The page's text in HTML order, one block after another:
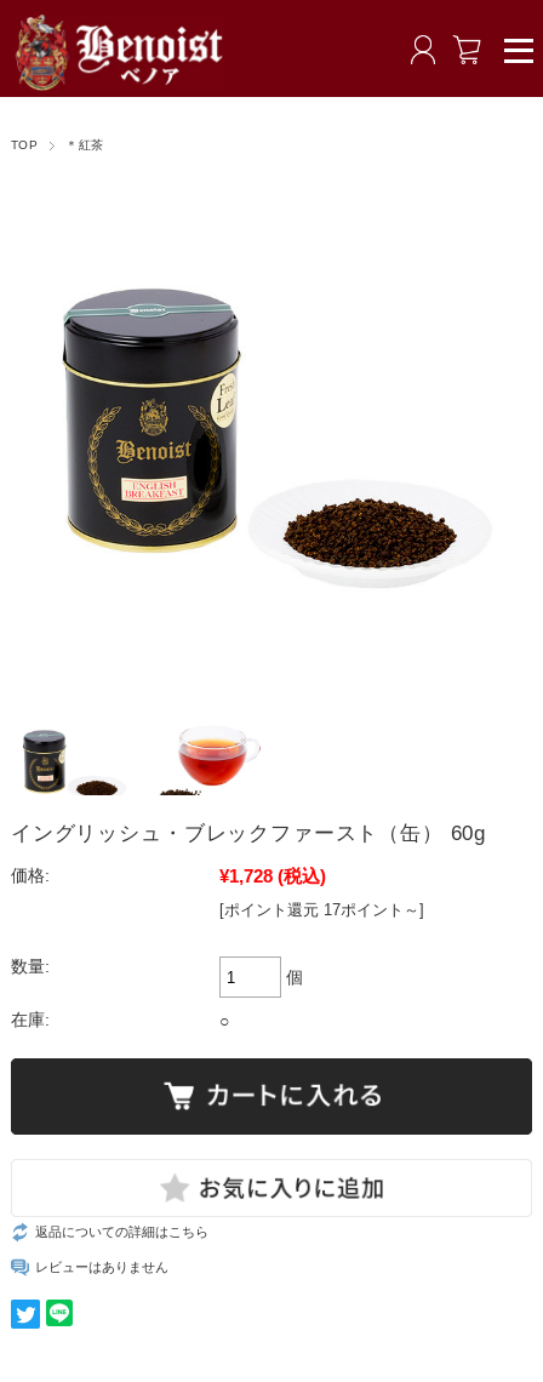
TOP ＊紅茶
イングリッシュ・ブレックファースト（缶） 60g
価格: ¥1,728 (税込)
[ポイント還元 17ポイント～]
数量:
個
在庫: ○
返品についての詳細はこちら
レビューはありません